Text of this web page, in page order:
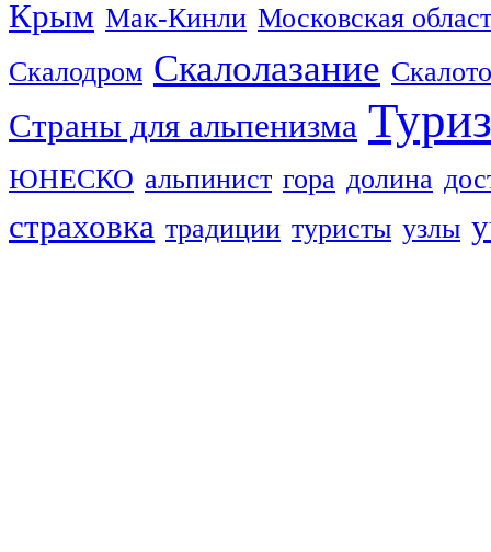
Крым Мак-Кинли Московская
Скалодром Скалолазание
Страны для альпенизма
ЮНЕСКО альпинист гора долина
страховка традиции туристы узлы